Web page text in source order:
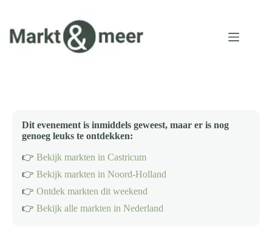
inhoud
Dit evenement is inmiddels geweest, maar er is nog
genoeg leuks te ontdekken:
👉 Bekijk markten in Castricum
👉 Bekijk markten in Noord-Holland
👉 Ontdek markten dit weekend
👉 Bekijk alle markten in Nederland